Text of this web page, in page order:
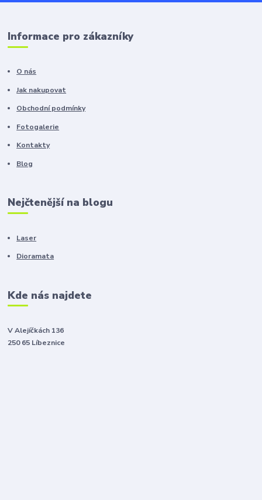
Informace pro zákazníky
O nás
Jak nakupovat
Obchodní podmínky
Fotogalerie
Kontakty
Blog
Nejčtenější na blogu
Laser
Dioramata
Kde nás najdete
V Alejíčkách 136
250 65 Líbeznice